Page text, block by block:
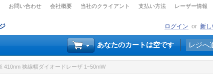
お問い合わせ 会社概要 当社のクライアント 支払い方法 レーザー情報
ログイン or 新
あなたのカートは空です レジへ
410nm 狭線幅ダイオードレーザ 1~50mW